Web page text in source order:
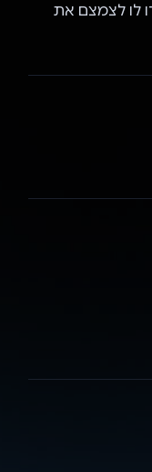
לו לצמצם את